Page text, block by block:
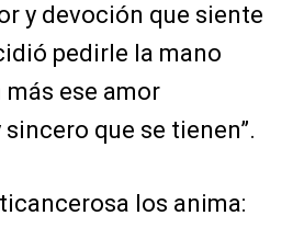
y devoción que siente
pedirle la mano
ese amor
que se tienen”.
los anima: